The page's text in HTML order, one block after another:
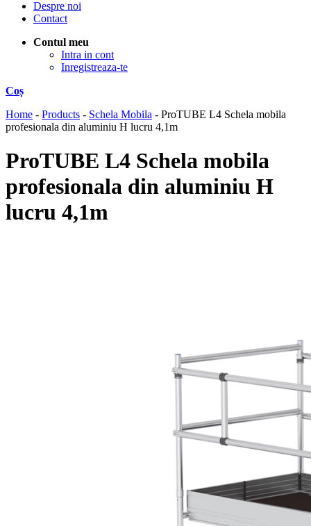
Despre noi
Contact
Contul meu
Intra in cont
Inregistreaza-te
Coș
Home - Products - Schela Mobila - ProTUBE L4 Schela mobila
profesionala din aluminiu H lucru 4,1m
ProTUBE L4 Schela mobila
profesionala din aluminiu H
lucru 4,1m